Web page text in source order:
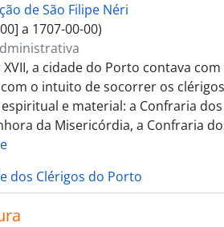
de São Filipe Néri
a 1707-00-00)
XVII, a cidade do Porto contava
o intuito de socorrer os
e material: a Confraria
da Misericórdia, a Confraria
dos Clérigos do Porto